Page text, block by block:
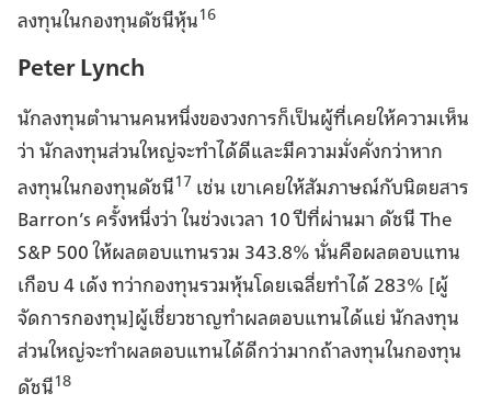
ลงทุนในกองทุนดัชนีหุ้น16
Peter Lynch
นักลงทุนตำนานคนหนึ่งของวงการก็เป็นผู้ที่เคยให้ความเห็น
ว่า นักลงทุนส่วนใหญ่จะทำได้ดีและมีความมั่งคั่งกว่าหาก
ลงทุนในกองทุนดัชนี17 เช่น เขาเคยให้สัมภาษณ์กับนิตยสาร
Barron’s ครั้งหนึ่งว่า ในช่วงเวลา 10 ปีที่ผ่านมา ดัชนี The
S&P 500 ให้ผลตอบแทนรวม 343.8% นั่นคือผลตอบแทน
เกือบ 4 เด้ง ทว่ากองทุนรวมหุ้นโดยเฉลี่ยทำได้ 283% [ผู้
จัดการกองทุน]ผู้เชี่ยวชาญทำผลตอบแทนได้แย่ นักลงทุน
ส่วนใหญ่จะทำผลตอบแทนได้ดีกว่ามากถ้าลงทุนในกองทุน
ดัชนี18